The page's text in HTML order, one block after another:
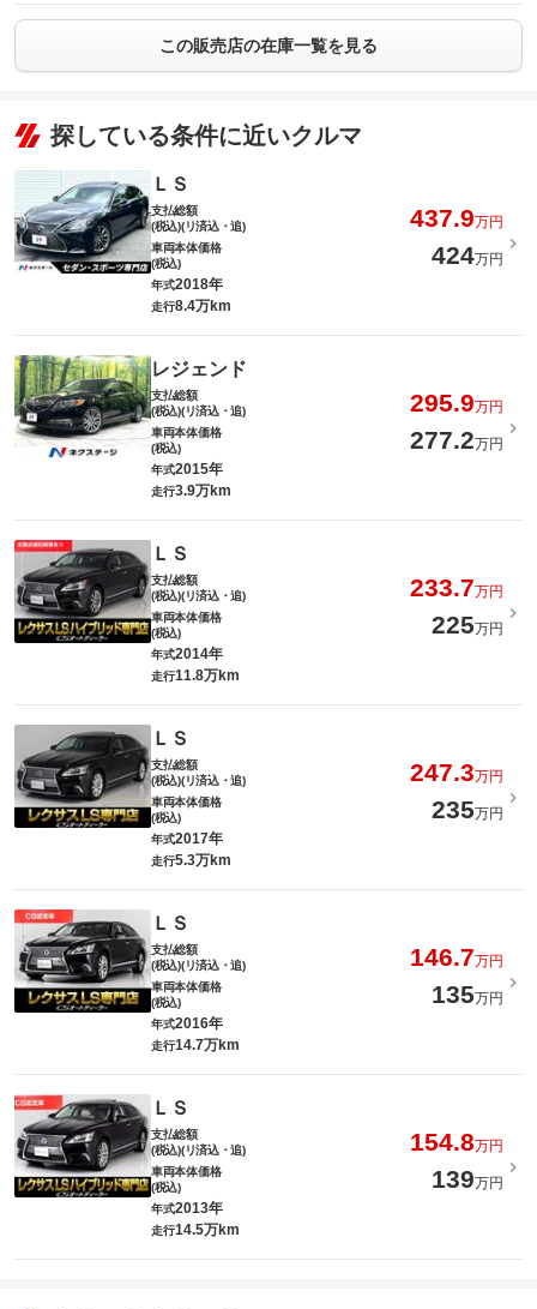
この販売店の在庫一覧を見る
探している条件に近いクルマ
ＬＳ
支払総額
(税込)(リ済込・追)
437.9万円
車両本体価格
(税込)
424万円
年式2018年
走行8.4万km
レジェンド
支払総額
(税込)(リ済込・追)
295.9万円
車両本体価格
(税込)
277.2万円
年式2015年
走行3.9万km
ＬＳ
支払総額
(税込)(リ済込・追)
233.7万円
車両本体価格
(税込)
225万円
年式2014年
走行11.8万km
ＬＳ
支払総額
(税込)(リ済込・追)
247.3万円
車両本体価格
(税込)
235万円
年式2017年
走行5.3万km
ＬＳ
支払総額
(税込)(リ済込・追)
146.7万円
車両本体価格
(税込)
135万円
年式2016年
走行14.7万km
ＬＳ
支払総額
(税込)(リ済込・追)
154.8万円
車両本体価格
(税込)
139万円
年式2013年
走行14.5万km